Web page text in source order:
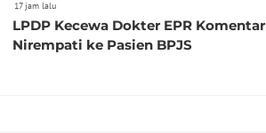
17 jam lalu
LPDP Kecewa Dokter EPR Komentar
Nirempati ke Pasien BPJS